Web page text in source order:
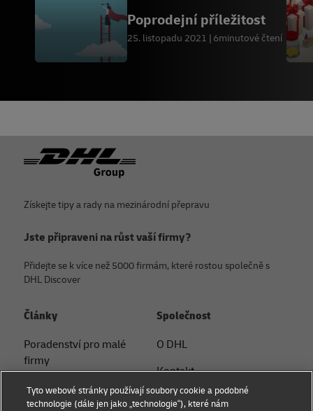
Poprodejní příležitost
25. listopadu 2021 6minutové čtení
Zápatí
Získejte tipy a rady na mezinárodní přepravu
Jste připraveni na růst vaší firmy?
Přidejte se k více než 5000 firmám, které rostou společně s
DHL Discover
Články
Poradenství pro malé
firmy
Poradenství v oblasti
elektronického
Společnost
O DHL
Kontakt
Tiskové oddělení
Tyto webové stránky používají soubory cookie a podobné
technologie (dále jen jako „technologie“), které nám